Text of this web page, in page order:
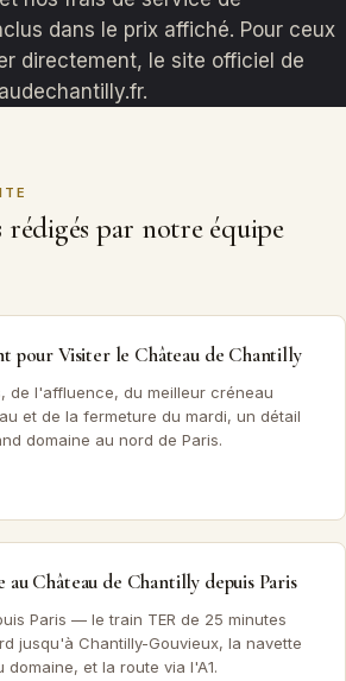
dans le prix affiché. Pour ceux
directement, le site officiel de
rédigés par notre équipe
pour Visiter le Château de Chantilly
de l'affluence, du meilleur créneau
et de la fermeture du mardi, un détail
domaine au nord de Paris.
Château de Chantilly depuis Paris
Paris — le train TER de 25 minutes
jusqu'à Chantilly-Gouvieux, la navette
domaine, et la route via l'A1.